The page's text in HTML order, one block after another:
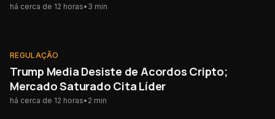
há cerca de 12 horas• 3 min
REGULAÇÃO
REGULAÇÃO
Trump Media Desiste de Acordos Cripto;
Mercado Saturado Cita Líder
há cerca de 12 horas• 2 min